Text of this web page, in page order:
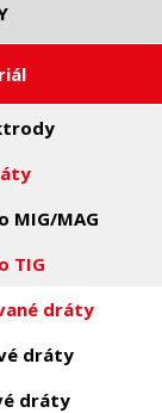
MIG/MAG
TIG
dráty
dráty
dráty